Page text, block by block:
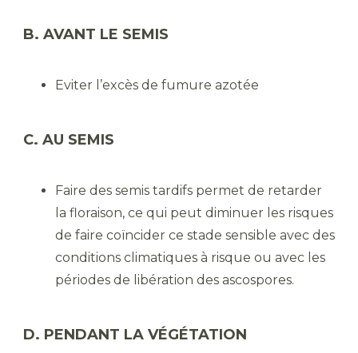
B. AVANT LE SEMIS
Eviter l’excès de fumure azotée
C. AU SEMIS
Faire des semis tardifs permet de retarder
la floraison, ce qui peut diminuer les risques
de faire coïncider ce stade sensible avec des
conditions climatiques à risque ou avec les
périodes de libération des ascospores.
D. PENDANT LA VÉGÉTATION